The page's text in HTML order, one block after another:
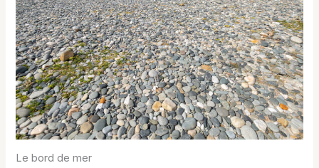
Le bord de mer